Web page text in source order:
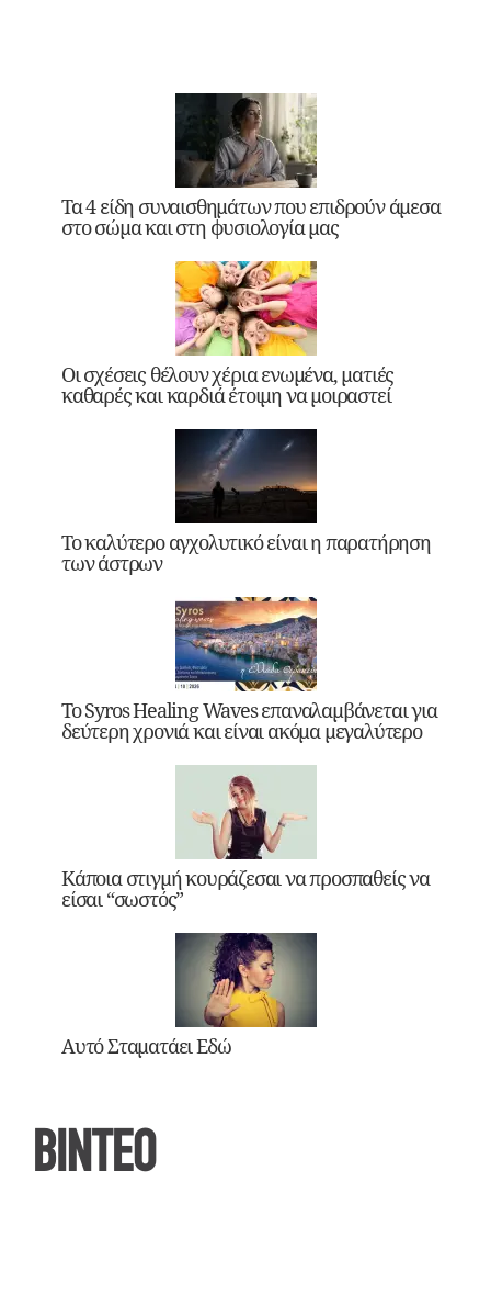
Τα 4 είδη συναισθημάτων που επιδρούν άμεσα
στο σώμα και στη φυσιολογία μας
Οι σχέσεις θέλουν χέρια ενωμένα, ματιές
καθαρές και καρδιά έτοιμη να μοιραστεί
Το καλύτερο αγχολυτικό είναι η παρατήρηση
των άστρων
Το Syros Healing Waves επαναλαμβάνεται για
δεύτερη χρονιά και είναι ακόμα μεγαλύτερο
Κάποια στιγμή κουράζεσαι να προσπαθείς να
είσαι “σωστός”
Αυτό Σταματάει Εδώ
ΒΙΝΤΕΟ